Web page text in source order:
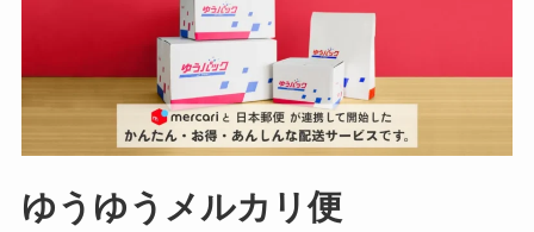
ゆうゆうメルカリ便